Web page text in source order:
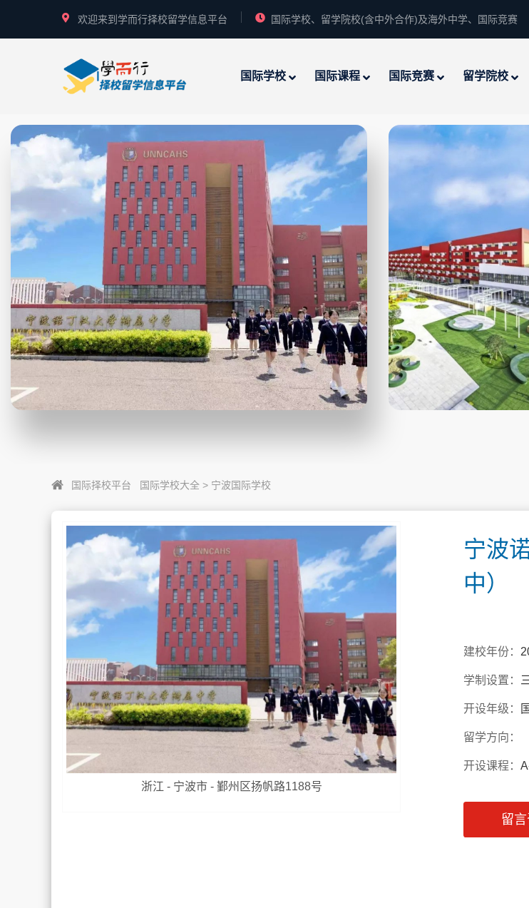
欢迎来到学而行择校留学信息平台 国际学校、留学院校(含中外合作)及海外中学、国际竞赛
国际学校 国际课程 国际竞赛 留学院校
国际择校平台 国际学校大全 > 宁波国际学校
浙江 - 宁波市 - 鄞州区扬帆路1188号
宁波
中）
建校年份：
学制设置：
开设年级：
留学方向：
开设课程：
留